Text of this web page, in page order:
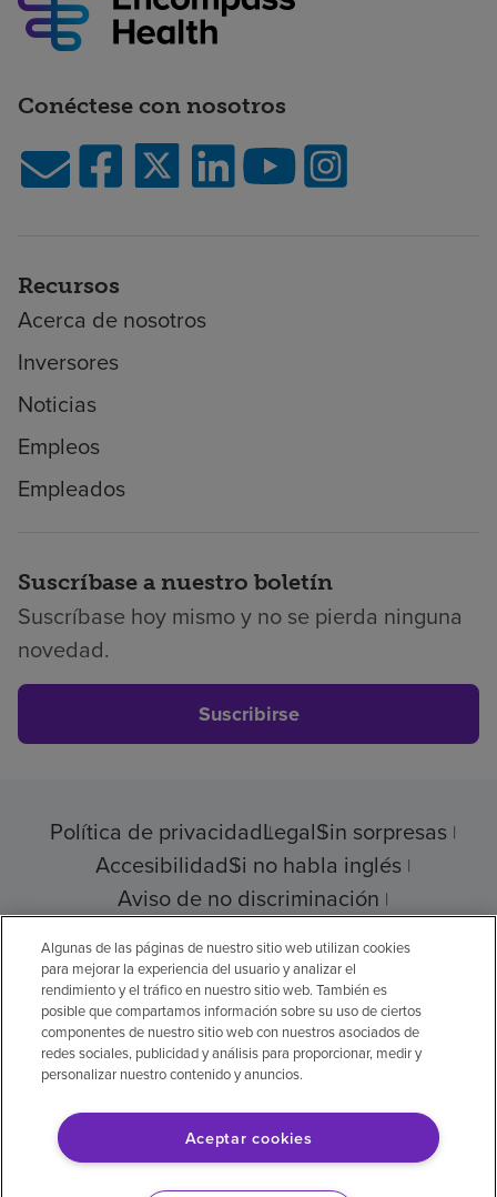
Conéctese con nosotros
Recursos
Acerca de nosotros
Inversores
Noticias
Empleos
Empleados
Suscríbase a nuestro boletín
Suscríbase hoy mismo y no se pierda ninguna
novedad.
Suscribirse
Política de privacidadLegalSin sorpresas
AccesibilidadSi no habla inglés
Aviso de no discriminación
© 2026 Encompass Health Corporation
Preferencias de cookies
Aviso legal: Se tradujo con la ayuda de
inteligencia artificial (IA). La versión en inglés
Algunas de las páginas de nuestro sitio web utilizan cookies
para mejorar la experiencia del usuario y analizar el
rendimiento y el tráfico en nuestro sitio web. También es
posible que compartamos información sobre su uso de ciertos
componentes de nuestro sitio web con nuestros asociados de
redes sociales, publicidad y análisis para proporcionar, medir y
personalizar nuestro contenido y anuncios.
Aceptar cookies